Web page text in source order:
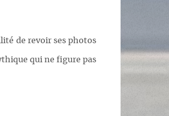
de revoir ses photos
qui ne figure pas